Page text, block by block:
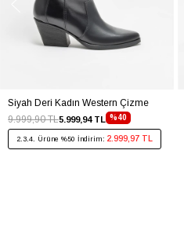
Siyah Deri Kadın Western Çizme
%40
5.999,94 TL
9.999,90 TL
2.3.4. Ürüne %50 İndirim: 2.999,97 TL